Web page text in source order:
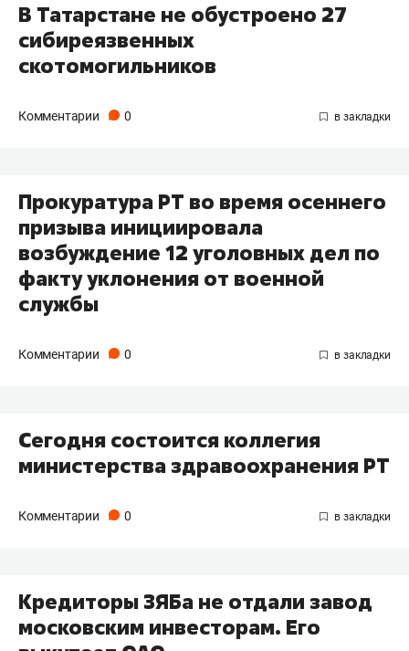
В Татарстане не обустроено 27
сибиреязвенных
скотомогильников
Комментарии 0
Прокуратура РТ во время осеннего
призыва инициировала
возбуждение 12 уголовных дел по
факту уклонения от военной
службы
Комментарии 0
Сегодня состоится коллегия
министерства здравоохранения РТ
Комментарии 0
Кредиторы ЗЯБа не отдали завод
московским инвесторам. Его